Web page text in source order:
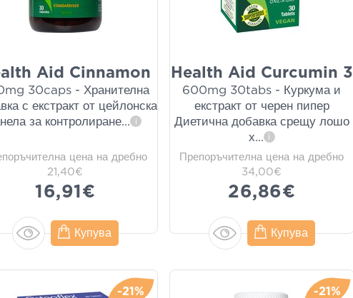
Aid Cinnamon
30caps - Хранителна
с екстракт от цейлонска
за контролиране... i
цена на дребно
21,40€
16,91€
Купува
Health Aid Curcumin 3
600mg 30tabs - Куркума и
екстракт от черен пипер
Диетична добавка срещу лошо
х... i
Препоръчителна цена на дребно
34,00€
26,86€
Купува
-21% -21%